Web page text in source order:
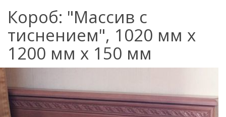
Короб: "Массив с
тиснением", 1020 мм x
1200 мм x 150 мм